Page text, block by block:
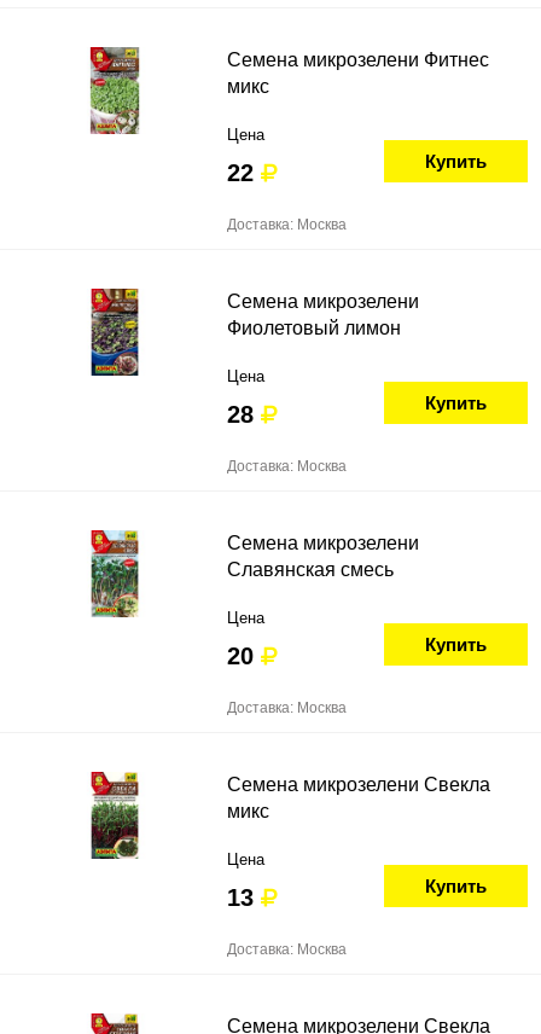
Семена микрозелени Фитнес
микс
Цена
22 Купить
Доставка: Москва
Семена микрозелени
Фиолетовый лимон
Цена
28 Купить
Доставка: Москва
Семена микрозелени
Славянская смесь
Цена
20 Купить
Доставка: Москва
Семена микрозелени Свекла
микс
Цена
13 Купить
Доставка: Москва
Семена микрозелени Свекла